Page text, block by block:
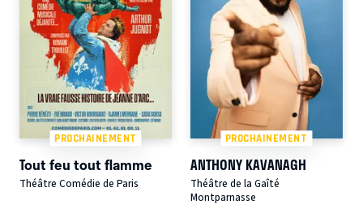
PROCHAINEMENT
Tout feu tout flamme
Théâtre Comédie de Paris
PROCHAINEMENT
ANTHONY KAVANAGH
Théâtre de la Gaîté
Montparnasse